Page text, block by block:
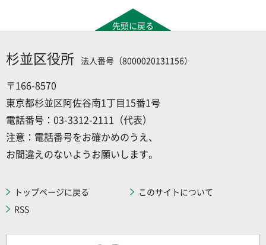
先頭に戻る
杉並区役所 法人番号（8000020131156）
〒166-8570
東京都杉並区阿佐谷南1丁目15番1号
電話番号：03-3312-2111（代表）
注意：電話番号をお確かめのうえ、
お間違えのないようお願いします。
トップページに戻る
このサイトについて
RSS